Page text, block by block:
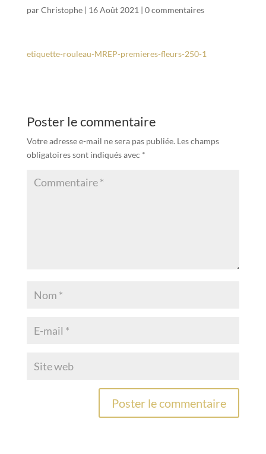
parChristophe| 16 Août 2021| 0 commentaires
etiquette-rouleau-MREP-premieres-fleurs-250-1
Poster le commentaire
Votre adresse e-mail ne sera pas publiée. Les champs
obligatoires sont indiqués avec *